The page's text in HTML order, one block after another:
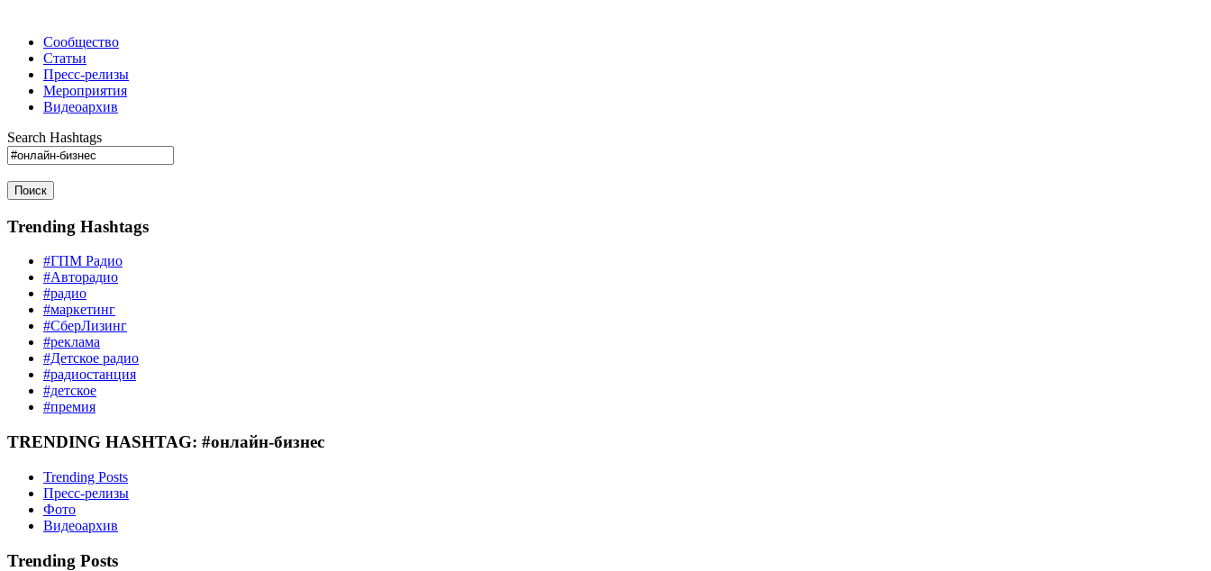
Сообщество
Статьи
Пресс-релизы
Мероприятия
Видеоархив
Search Hashtags
Поиск
Trending Hashtags
#ГПМ Радио
#Авторадио
#радио
#маркетинг
#СберЛизинг
#реклама
#Детское радио
#радиостанция
#детское
#премия
TRENDING HASHTAG: #онлайн-бизнес
Trending Posts
Пресс-релизы
Фото
Видеоархив
Trending Posts